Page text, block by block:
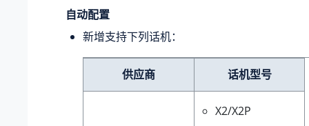
自动配置
新增支持下列话机：
供应商 话机型号
X2/X2P